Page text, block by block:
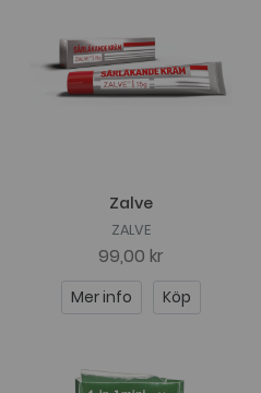
Zalve
ZALVE
99,00 kr
Mer info Köp